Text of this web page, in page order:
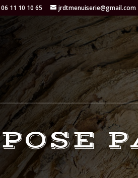
06 11 10 10 65 jrdtmenuiserie@gmail.com
POSE